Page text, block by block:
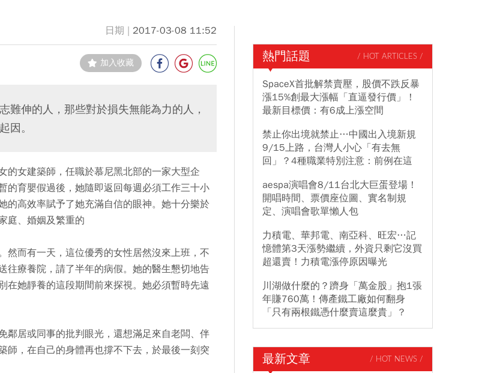
2017-03-08 11:52
加入收藏
難伸的人，那些對於損失無能為力的人，
因。
的女建築師，任職於慕尼黑北部的一家大型企
的育嬰假過後，她隨即返回每週必須工作三十小
的高效率賦予了她充滿自信的眼神。她十分樂於
庭、婚姻及繁重的
然而有一天，這位優秀的女性居然沒來上班，不
往療養院，請了半年的病假。她的醫生懇切地告
在她靜養的這段期間前來探視。她必須暫時先遠
鄰居或同事的批判眼光，還想滿足來自老闆、伴
師，在自己的身體再也撐不下去，於最後一刻突
熱門話題 / HOT ARTICLES /
SpaceX首批解禁賣壓，股價不跌反暴
漲15%創最大漲幅「直逼發行價」！
最新目標價：有6成上漲空間
禁止你出境就禁止…中國出入境新規
9/15上路，台灣人小心「有去無
回」？4種職業特別注意：前例在這
aespa演唱會8/11台北大巨蛋登場！
開唱時間、票價座位圖、實名制規
定、演唱會歌單懶人包
力積電、華邦電、南亞科、旺宏…記
憶體第3天漲勢繼續，外資只剩它沒買
超還賣！力積電漲停原因曝光
川湖做什麼的？躋身「萬金股」抱1張
年賺760萬！傳產鐵工廠如何翻身
「只有兩根鐵憑什麼賣這麼貴」？
最新文章 / HOT NEWS /